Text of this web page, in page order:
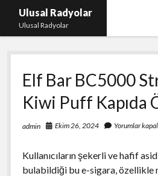
Ulusal Radyolar
Ulusal Radyolar
Ana Başlık: Discord Instagram
Instagram Beğeni Kazanma
Liste
Sayfa Listesi
Elf Bar BC5000
Kiwi Puff Kapıda
admin Ekim 26, 2024 Yorumlar
Kullanıcıların şekerli ve hafif
bulabildiği bu e-sigara, özellikle